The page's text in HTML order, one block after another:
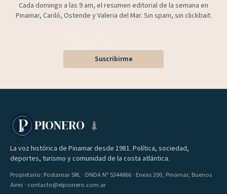
Cada domingo a las 9 am, el resumen editorial de la semana en
Pinamar, Cariló, Ostende y Valeria del Mar. Sin spam, sin clickbait.
Suscribirme
PIONERO
La voz histórica de Pinamar desde 1981. Política, sociedad,
deportes, turismo y comunidad de la costa atlántica.
Propietario: Postamar SRL · DNDA Nº 5344866 · Eneas 200, Pinamar, Buenos
Aires · contacto@elpionero.com.ar